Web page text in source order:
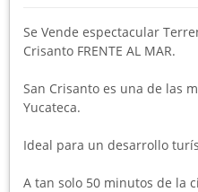
Se Vende espectacular
Crisanto FRENTE AL MAR.
San Crisanto es una de las
Yucateca.
Ideal para un desarrollo
A tan solo 50 minutos de la